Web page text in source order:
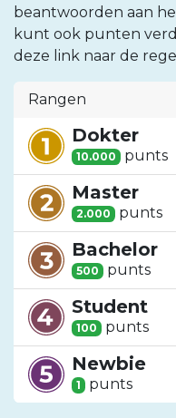
beantwoorden aan
kunt ook punten
deze link naar de
Rangen
Dokter
10.000 punts
Master
2.000 punts
Bachelor
500 punts
Student
100 punts
Newbie
1 punts